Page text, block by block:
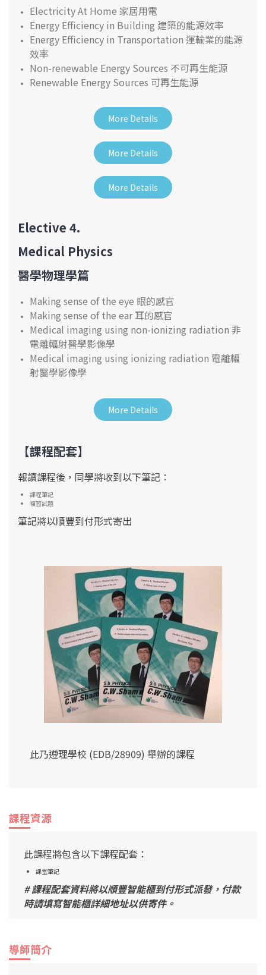
Electricity At Home 家居用電
Energy Efficiency in Building 建築的能源效率
Energy Efficiency in Transportation 運輸業的能源
效率
Non-renewable Energy Sources 不可再生能源
Renewable Energy Sources 可再生能源
More Details
More Details
More Details
Elective 4.
Medical Physics
醫學物理學篇
Making sense of the eye 眼的感官
Making sense of the ear 耳的感官
Medical imaging using non-ionizing radiation 非
電離輻射醫學影像學
Medical imaging using ionizing radiation 電離輻
射醫學影像學
More Details
【課程配套】
報讀課程後，同學將收到以下筆記：
課程筆記
複習試題
筆記將以順豐到付形式寄出
此乃遵理學校 (EDB/28909) 舉辦的課程
課程資源
此課程將包含以下課程配套：
課堂筆記
# 課程配套資料將以順豐智能櫃到付形式派發，付款
時請填寫智能櫃詳細地址以供寄件。
導師簡介